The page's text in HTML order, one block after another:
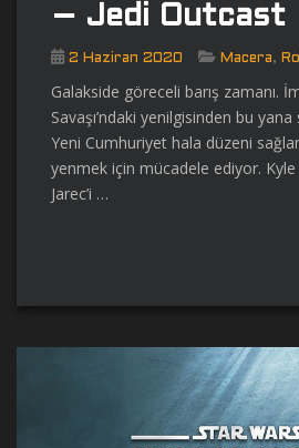
– Jedi Outcast
2 Haziran 2020 Macera,
Galakside göreceli barış zamanı.
Savaşı’ndaki yenilgisinden bu
Yeni Cumhuriyet hala düzeni
yenmek için mücadele ediyor.
Jarec’i …